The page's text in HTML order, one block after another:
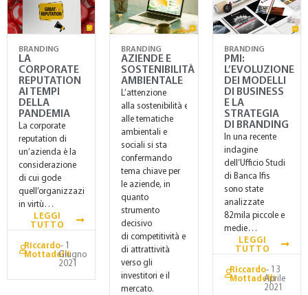
BRANDING
LA
CORPORATE
REPUTATION
AI TEMPI
DELLA
PANDEMIA
La corporate
reputation di
un’azienda è la
considerazione
di cui gode
quell’organizzazione
in virtù…
LEGGI
TUTTO
Riccardo
Mottadelli
- 1
Giugno
2021
BRANDING
AZIENDE E
SOSTENIBILITÀ
AMBIENTALE
L’attenzione
alla sostenibilità e
alle tematiche
ambientali e
sociali si sta
confermando
tema chiave per
le aziende, in
quanto
strumento
decisivo
di competitività e
di attrattività
verso gli
investitori e il
mercato.
BRANDING
PMI:
L’EVOLUZIONE
DEI MODELLI
DI BUSINESS
E LA
STRATEGIA
DI BRANDING
In una recente
indagine
dell’Ufficio Studi
di Banca Ifis
sono state
analizzate
82mila piccole e
medie…
LEGGI
TUTTO
Riccardo
Mottadelli
- 13
Aprile
2021